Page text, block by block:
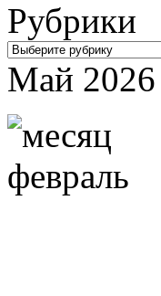
Рубрики
Рубрики
Май 2026